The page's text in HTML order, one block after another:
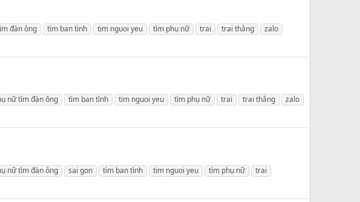
đàn ông tìm ban tình tim nguoi yeu tìm phụ nữ trai trai thằng
zalo
nữ tìm đàn ông tìm ban tình tim nguoi yeu tìm phụ nữ trai trai thằng
zalo
nữ tìm đàn ông sai gon tìm ban tình tim nguoi yeu tìm phụ nữ
trai